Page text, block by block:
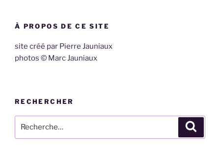
À PROPOS DE CE SITE
site créé par Pierre Jauniaux
photos © Marc Jauniaux
RECHERCHER
pour